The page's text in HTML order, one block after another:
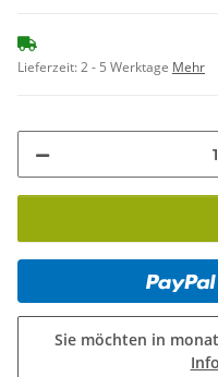
Lieferzeit:2 - 5 Werktage Mehr
Sie möchten in